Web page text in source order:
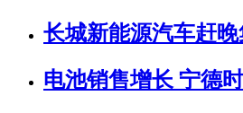
长城新能源汽车赶
电池销售增长 宁德